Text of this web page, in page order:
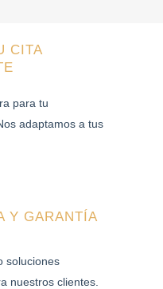
CITA
para tu
adaptamos a tus
Y GARANTÍA
soluciones
nuestros clientes.